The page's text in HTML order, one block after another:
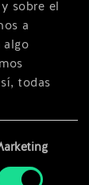
sobre el
a
algo
todas
y